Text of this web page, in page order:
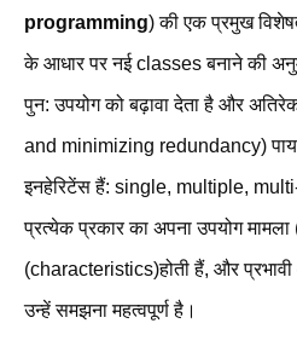
programming) की एक प्रमुख
के आधार पर नई classes बनाने की
पुन: उपयोग को बढ़ावा देता है और
and minimizing redundancy)
इनहेरिटेंस हैं: single, multiple,
प्रत्येक प्रकार का अपना उपयोग
(characteristics)होती हैं, और
उन्हें समझना महत्वपूर्ण है।